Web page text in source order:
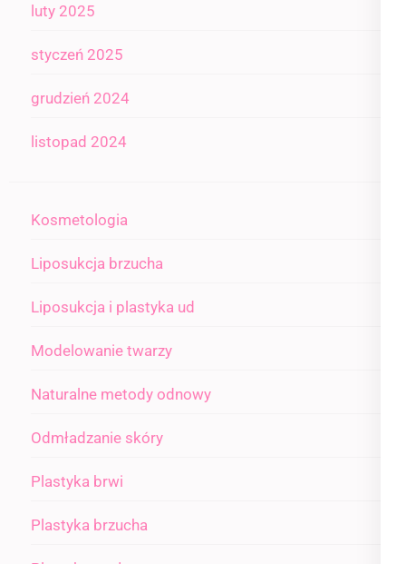
luty 2025
styczeń 2025
grudzień 2024
listopad 2024
Kosmetologia
Liposukcja brzucha
Liposukcja i plastyka ud
Modelowanie twarzy
Naturalne metody odnowy
Odmładzanie skóry
Plastyka brwi
Plastyka brzucha